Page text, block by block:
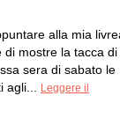
alla mia
di mostre la tacca di
sera di sabato le
agli... Leggere il